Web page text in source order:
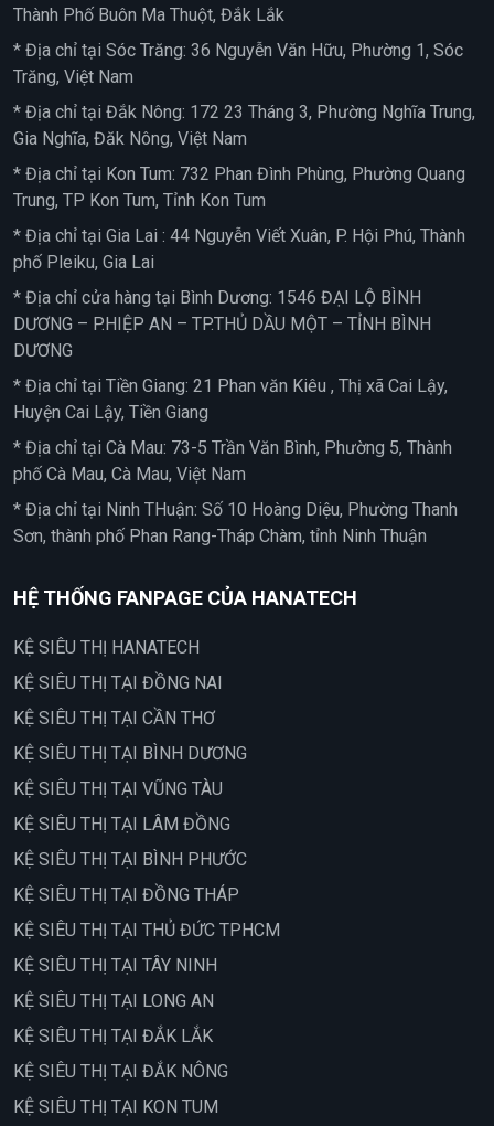
Thành Phố Buôn Ma Thuột, Đắk Lắk
* Địa chỉ tại Sóc Trăng: 36 Nguyễn Văn Hữu, Phường 1, Sóc
Trăng, Việt Nam
* Địa chỉ tại Đắk Nông: 172 23 Tháng 3, Phường Nghĩa Trung,
Gia Nghĩa, Đăk Nông, Việt Nam
* Địa chỉ tại Kon Tum: 732 Phan Đình Phùng, Phường Quang
Trung, TP Kon Tum, Tỉnh Kon Tum
* Địa chỉ tại Gia Lai : 44 Nguyễn Viết Xuân, P. Hội Phú, Thành
phố Pleiku, Gia Lai
* Địa chỉ cửa hàng tại Bình Dương: 1546 ĐẠI LỘ BÌNH
DƯƠNG – P.HIỆP AN – TP.THỦ DẦU MỘT – TỈNH BÌNH
DƯƠNG
* Địa chỉ tại Tiền Giang: 21 Phan văn Kiêu , Thị xã Cai Lậy,
Huyện Cai Lậy, Tiền Giang
* Địa chỉ tại Cà Mau: 73-5 Trần Văn Bình, Phường 5, Thành
phố Cà Mau, Cà Mau, Việt Nam
* Địa chỉ tại Ninh THuận: Số 10 Hoàng Diệu, Phường Thanh
Sơn, thành phố Phan Rang-Tháp Chàm, tỉnh Ninh Thuận
HỆ THỐNG FANPAGE CỦA HANATECH
KỆ SIÊU THỊ HANATECH
KỆ SIÊU THỊ TẠI ĐỒNG NAI
KỆ SIÊU THỊ TẠI CẦN THƠ
KỆ SIÊU THỊ TẠI BÌNH DƯƠNG
KỆ SIÊU THỊ TẠI VŨNG TÀU
KỆ SIÊU THỊ TẠI LÂM ĐỒNG
KỆ SIÊU THỊ TẠI BÌNH PHƯỚC
KỆ SIÊU THỊ TẠI ĐỒNG THÁP
KỆ SIÊU THỊ TẠI THỦ ĐỨC TPHCM
KỆ SIÊU THỊ TẠI TÂY NINH
KỆ SIÊU THỊ TẠI LONG AN
KỆ SIÊU THỊ TẠI ĐẮK LẮK
KỆ SIÊU THỊ TẠI ĐẮK NÔNG
KỆ SIÊU THỊ TẠI KON TUM